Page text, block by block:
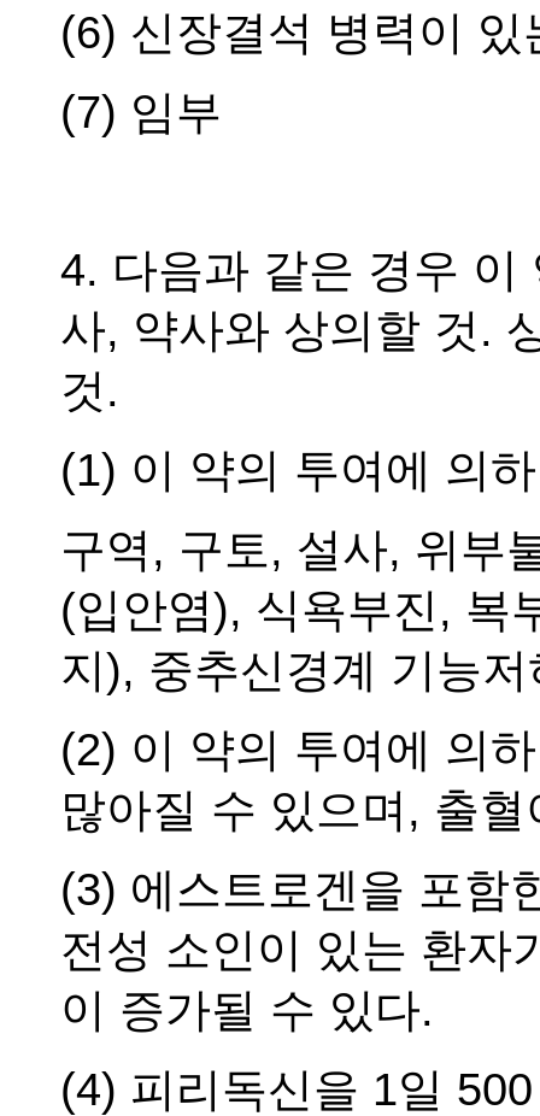
(6) 신장결석 병력이 있
(7) 임부
4. 다음과 같은 경우 이
사, 약사와 상의할 것.
것.
(1) 이 약의 투여에 의
구역, 구토, 설사, 위부
(입안염), 식욕부진, 복
지), 중추신경계 기능저
(2) 이 약의 투여에 의
많아질 수 있으며, 출
(3) 에스트로겐을 포함
전성 소인이 있는 환자
이 증가될 수 있다.
(4) 피리독신을 1일